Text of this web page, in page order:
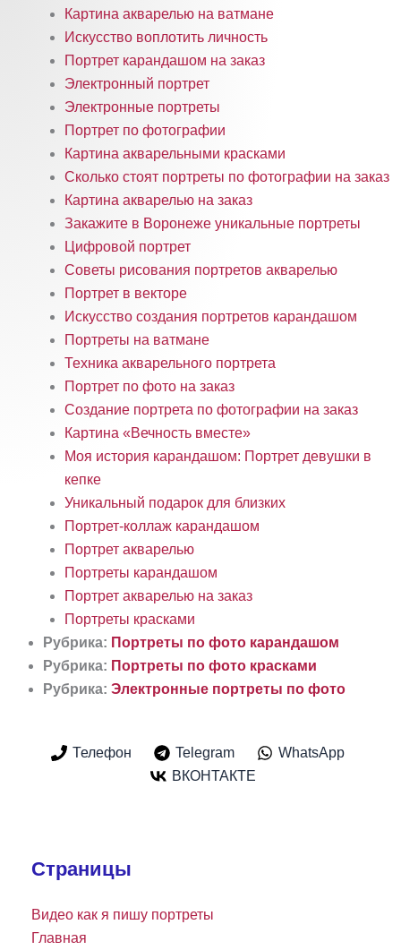
Картина акварелью на ватмане
Искусство воплотить личность
Портрет карандашом на заказ
Электронный портрет
Электронные портреты
Портрет по фотографии
Картина акварельными красками
Сколько стоят портреты по фотографии на заказ
Картина акварелью на заказ
Закажите в Воронеже уникальные портреты
Цифровой портрет
Советы рисования портретов акварелью
Портрет в векторе
Искусство создания портретов карандашом
Портреты на ватмане
Техника акварельного портрета
Портрет по фото на заказ
Создание портрета по фотографии на заказ
Картина «Вечность вместе»
Моя история карандашом: Портрет девушки в
кепке
Уникальный подарок для близких
Портрет-коллаж карандашом
Портрет акварелью
Портреты карандашом
Портрет акварелью на заказ
Портреты красками
Рубрика: Портреты по фото карандашом
Рубрика: Портреты по фото красками
Рубрика: Электронные портреты по фото
Телефон Telegram
WhatsApp
ВКОНТАКТЕ
Страницы
Видео как я пишу портреты
Главная